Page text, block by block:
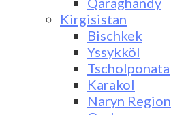
Kirgisistan
Bischkek
Yssykköl
Tscholponata
Karakol
Naryn Region